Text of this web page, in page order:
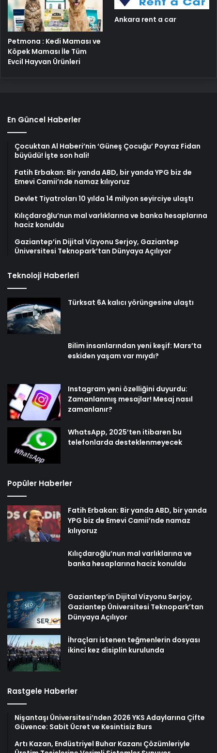
Petmona : Kedi Maması ve
Köpek Maması İle Tüm
Evcil Hayvan Ürünleri
Ankara rent a car
En Güncel Haberler
Çocuktan Al Haberi’nin ‘Güneş Çocuğu’ Poyraz Fidan
büyüdü! İşte son hali!
Fatih Erbakan: Bir yanda ABD, bir yanda YPG biz de
Emevi Camii’nde namaz kılıyoruz
Devlet Tiyatroları 10 yılda 14 milyon seyirciye ulaştı
Kılıçdaroğlu’nun mal varlıklarına ve banka hesaplarına
haciz konuldu
Gaziantep’in Dijital Vizyonu Serjoy, Gaziantep
Üniversitesi Teknopark’tan Dünyaya Açılıyor
Teknoloji Haberleri
Türksat 6A kalıcı yörüngesine ulaştı
Bilim insanlarından yeni keşif: Mars’ta
eskiden yaşam var mıydı?
Instagram yeni özelliğini duyurdu:
Zamanlanmış mesajlar! Mesaj nasıl
zamanlanır?
WhatsApp, 2025’ten itibaren bu
telefonlarda desteklenmeyecek
Popüler Haberler
Fatih Erbakan: Bir yanda ABD, bir yanda
YPG biz de Emevi Camii’nde namaz
kılıyoruz
Kılıçdaroğlu’nun mal varlıklarına ve
banka hesaplarına haciz konuldu
Gaziantep’in Dijital Vizyonu Serjoy,
Gaziantep Üniversitesi Teknopark’tan
Dünyaya Açılıyor
İhraçları istenen teğmenlerin dosyası
ikinci kez disiplin kurulunda
Rastgele Haberler
Nişantaşı Üniversitesi’nden 2026 YKS Adaylarına Çifte
Güvence: Sabit Ücret ve Kesintisiz Burs
Artı Kazan, Endüstriyel Buhar Kazanı Çözümleriyle